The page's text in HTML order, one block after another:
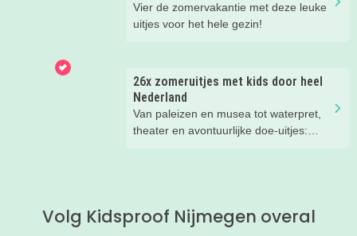
Vier de zomervakantie met deze leuke
uitjes voor het hele gezin!
26x zomeruitjes met kids door heel
Nederland
Van paleizen en musea tot waterpret,
theater en avontuurlijke doe-uitjes:
Volg Kidsproof Nijmegen overal